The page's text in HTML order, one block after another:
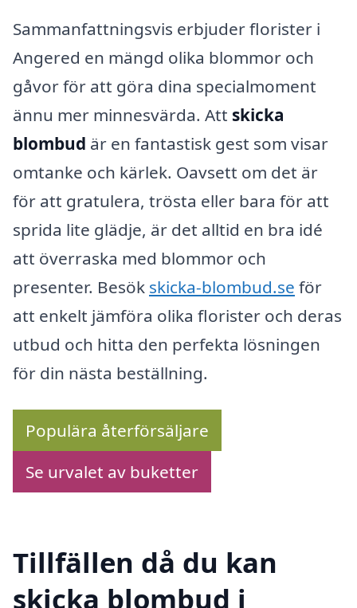
Sammanfattningsvis erbjuder florister i
Angered en mängd olika blommor och
gåvor för att göra dina specialmoment
ännu mer minnesvärda. Att skicka
blombud är en fantastisk gest som visar
omtanke och kärlek. Oavsett om det är
för att gratulera, trösta eller bara för att
sprida lite glädje, är det alltid en bra idé
att överraska med blommor och
presenter. Besök skicka-blombud.se för
att enkelt jämföra olika florister och deras
utbud och hitta den perfekta lösningen
för din nästa beställning.
Populära återförsäljare
Se urvalet av buketter
Tillfällen då du kan
skicka blombud i